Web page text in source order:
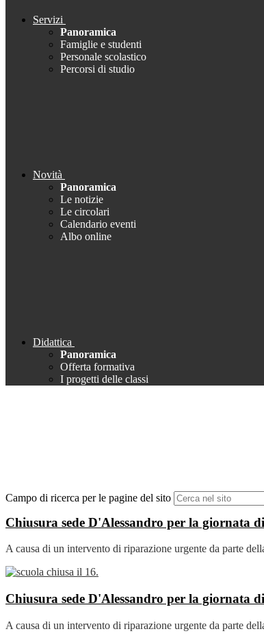
Servizi
Panoramica
Famiglie e studenti
Personale scolastico
Percorsi di studio
Novità
Panoramica
Le notizie
Le circolari
Calendario eventi
Albo online
Didattica
Panoramica
Offerta formativa
I progetti delle classi
Campo di ricerca per le pagine del sito
Chiusura sede D'Alessandro per la giornata
A causa di un intervento di riparazione urgente da parte
Chiusura sede D'Alessandro per la giornata
A causa di un intervento di riparazione urgente da parte